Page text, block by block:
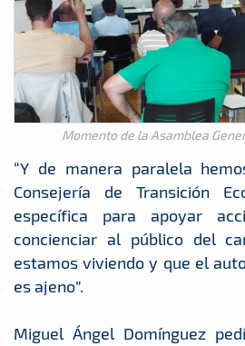
Momento de la Asamblea
“Y de manera paralela
Consejería de Transición
específica para apoyar
concienciar al público del
estamos viviendo y que el
es ajeno”.
Miguel Ángel Domínguez